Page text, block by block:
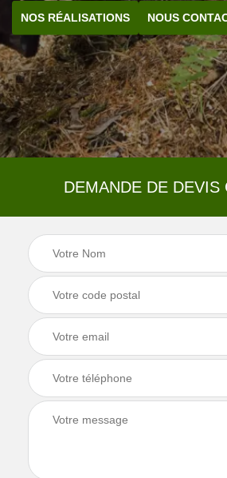
NOS RÉALISATIONS NOUS
DEMANDE DE DEVIS